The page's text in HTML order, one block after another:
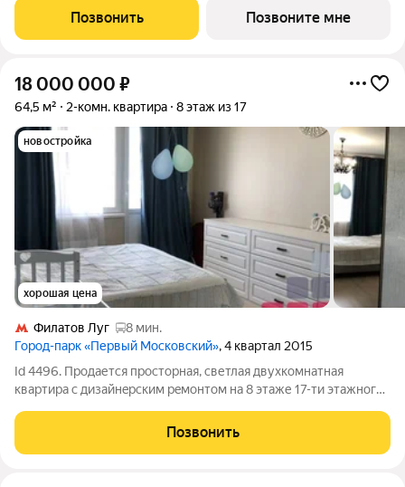
монолитный. ТОЛЬКО ДО 31 АВГУСТА выгодные условия на
приобретение квартиры
Позвонить Позвоните мне
18 000 000 ₽
64,5 м² 2-комн. квартира 8 этаж из 17
новостройка
хорошая цена
Филатов Луг
8 мин.
Город-парк «Первый Московский», 4 квартал 2015
Id 4496. Продается просторная, светлая двухкомнатнaя
квapтира c дизaйнepcким peмонтом на 8 этаже 17-ти этажного
чистый район города Москвы, окружен лесопарком. Прописка
г. Москва! О КВАРТИРЕ:
Позвонить